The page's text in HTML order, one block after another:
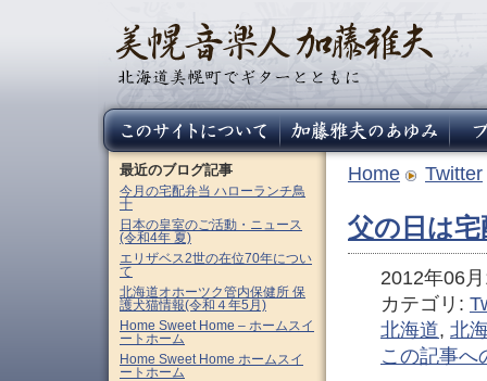
Home Twitter
父の日は
2012年06
カテゴリ:
北海道, 北
この記事へ
最近のブログ記事
今月の宅配弁当 ハローランチ鳥
十
日本の皇室のご活動・ニュース
(令和4年 夏)
エリザベス2世の在位70年につい
て
北海道オホーツク管内保健所 保
護犬猫情報(令和４年5月)
Home Sweet Home – ホームスイ
ートホーム
Home Sweet Home ホームスイ
ートホーム